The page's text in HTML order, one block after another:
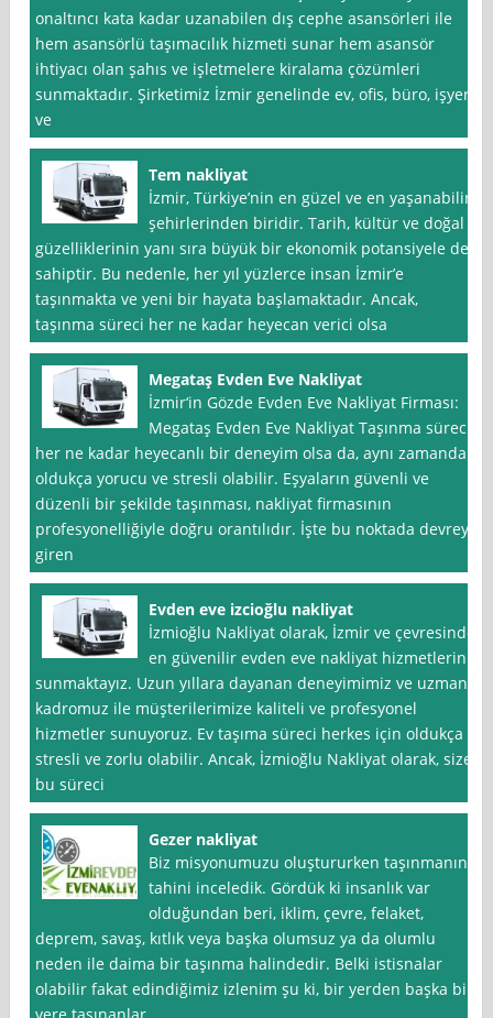
onaltıncı kata kadar uzanabilen dış cephe asansörleri ile
hem asansörlü taşımacılık hizmeti sunar hem asansör
ihtiyacı olan şahıs ve işletmelere kiralama çözümleri
sunmaktadır. Şirketimiz İzmir genelinde ev, ofis, büro, işyeri
ve
Tem nakliyat
İzmir, Türkiye’nin en güzel ve en yaşanabilir
şehirlerinden biridir. Tarih, kültür ve doğal
güzelliklerinin yanı sıra büyük bir ekonomik potansiyele de
sahiptir. Bu nedenle, her yıl yüzlerce insan İzmir’e
taşınmakta ve yeni bir hayata başlamaktadır. Ancak,
taşınma süreci her ne kadar heyecan verici olsa
Megataş Evden Eve Nakliyat
İzmir‘in Gözde Evden Eve Nakliyat Firması:
Megataş Evden Eve Nakliyat Taşınma süreci
her ne kadar heyecanlı bir deneyim olsa da, aynı zamanda
oldukça yorucu ve stresli olabilir. Eşyaların güvenli ve
düzenli bir şekilde taşınması, nakliyat firmasının
profesyonelliğiyle doğru orantılıdır. İşte bu noktada devreye
giren
Evden eve izcioğlu nakliyat
İzmioğlu Nakliyat olarak, İzmir ve çevresinde
en güvenilir evden eve nakliyat hizmetlerini
sunmaktayız. Uzun yıllara dayanan deneyimimiz ve uzman
kadromuz ile müşterilerimize kaliteli ve profesyonel
hizmetler sunuyoruz. Ev taşıma süreci herkes için oldukça
stresli ve zorlu olabilir. Ancak, İzmioğlu Nakliyat olarak, size
bu süreci
Gezer nakliyat
Biz misyonumuzu oluştururken taşınmanın
tahini inceledik. Gördük ki insanlık var
olduğundan beri, iklim, çevre, felaket,
deprem, savaş, kıtlık veya başka olumsuz ya da olumlu
neden ile daima bir taşınma halindedir. Belki istisnalar
olabilir fakat edindiğimiz izlenim şu ki, bir yerden başka bir